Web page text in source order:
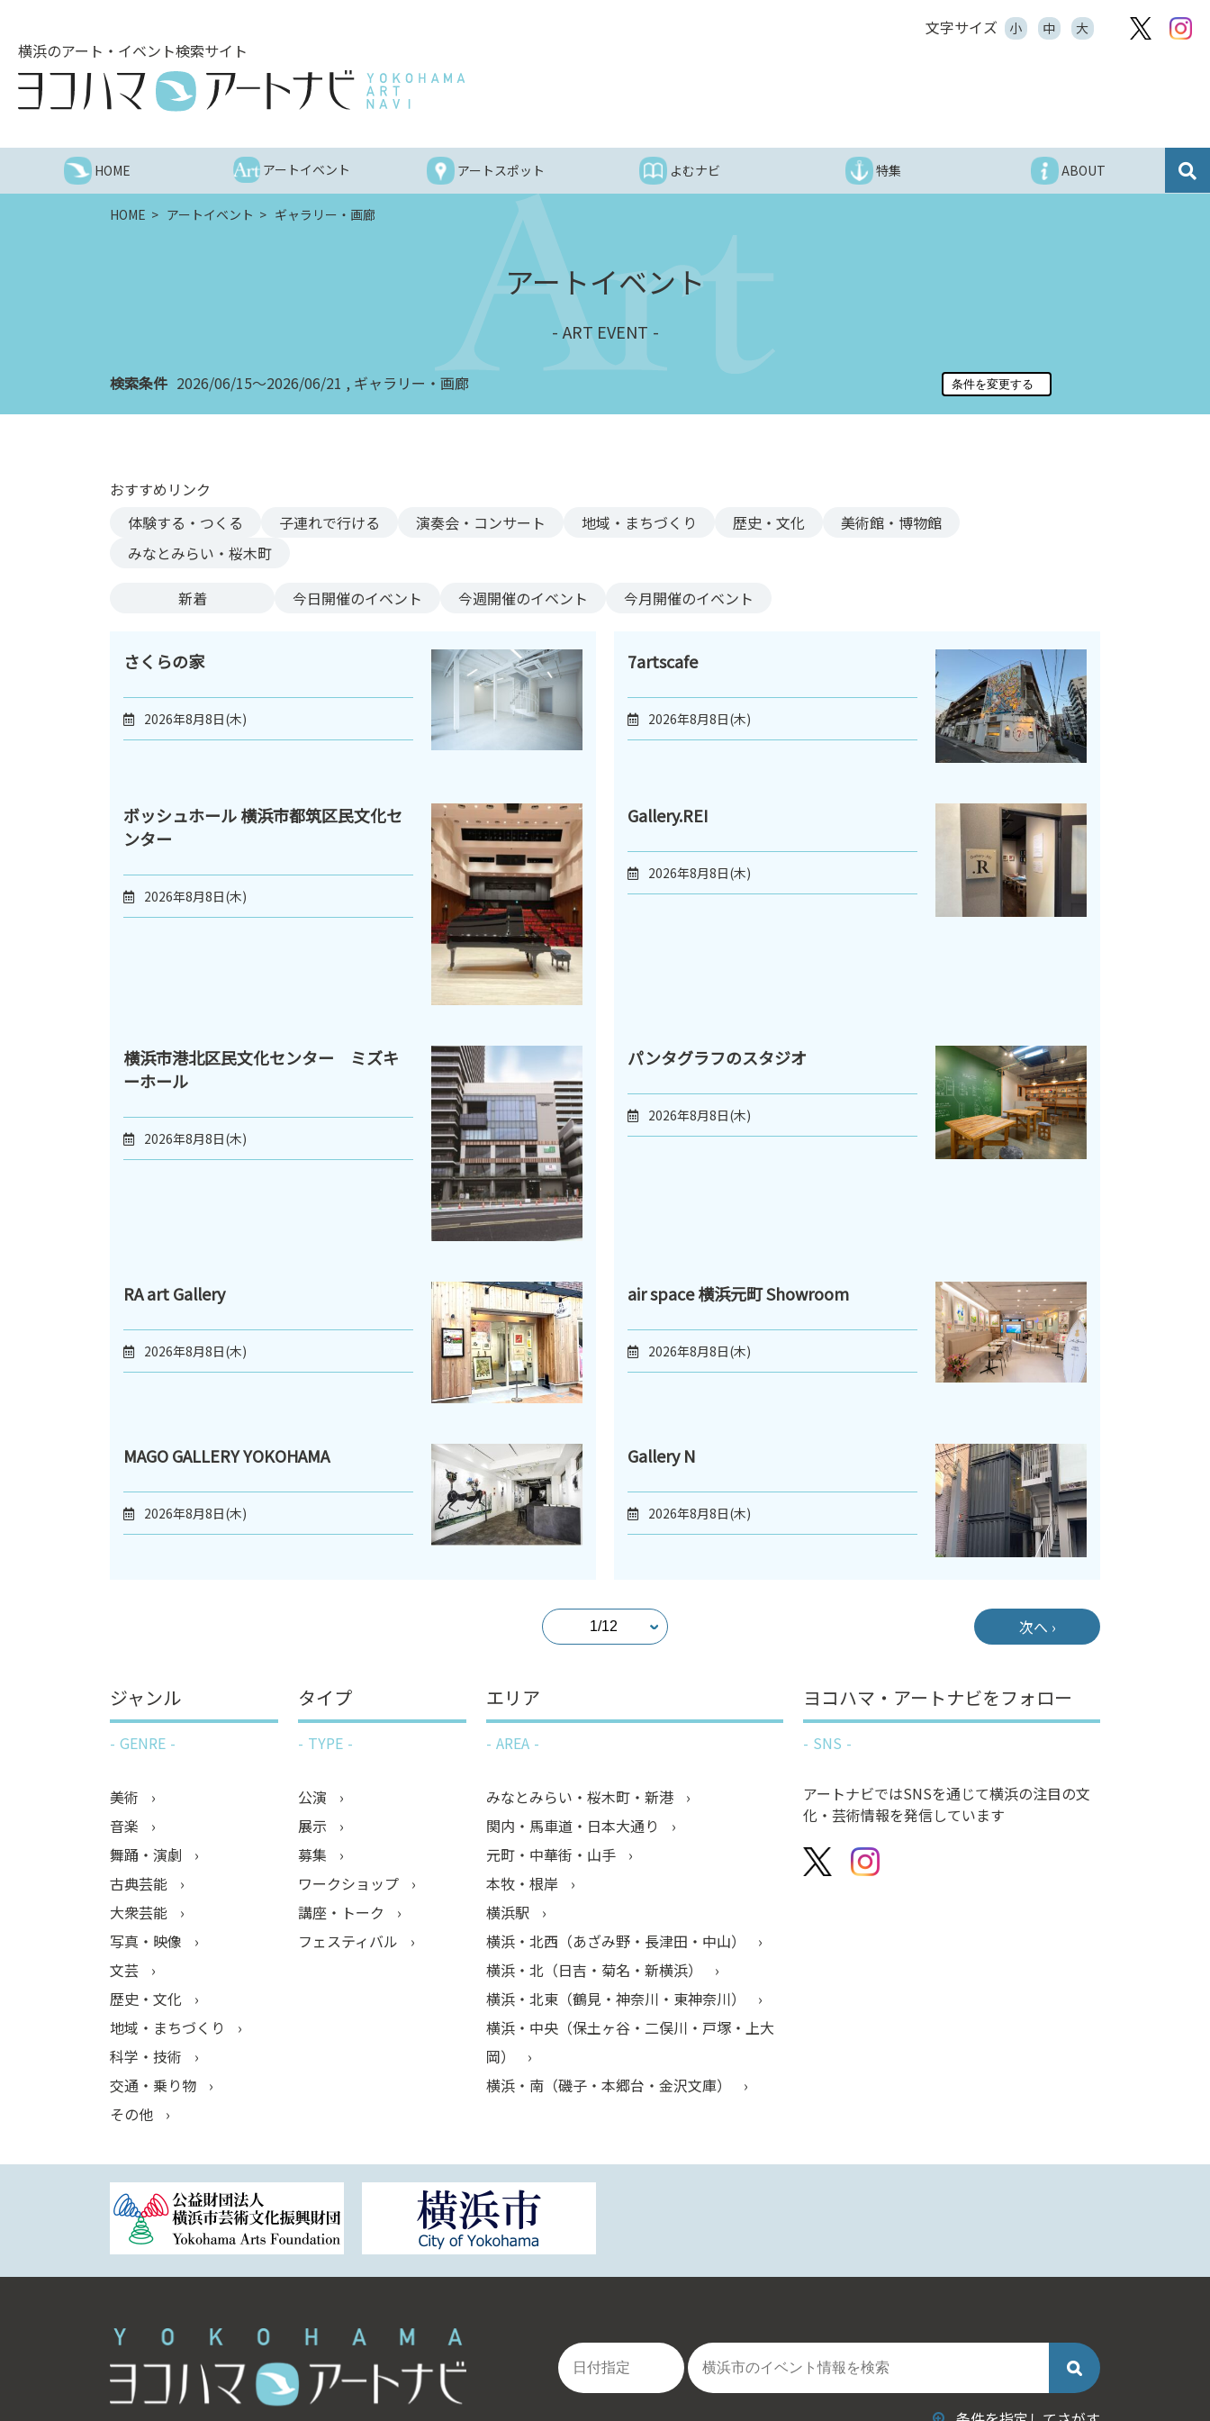
ン
文字サイズ 小 中 大
横浜のアート・イベント検索サイト
HOME アートイベント アートスポット よむナビ 特集 ABOUT
HOME アートイベント ギャラリー・画廊
アートイベント
ART EVENT
検索条件 2026/06/15～2026/06/21 ギャラリー・画廊
おすすめリンク
体験する・つくる
子連れで行ける 演奏会・コンサート 地域・まちづくり 歴史・文化
美術館・博物館
みなとみらい・桜木町
新着 今日開催のイベント 今週開催のイベント 今月開催のイベント
さくらの家
2026年8月8日(木)
7artscafe
2026年8月8日(木)
ボッシュホール 横浜市都筑区民文化セ
ンター
2026年8月8日(木)
Gallery.REI
2026年8月8日(木)
横浜市港北区民文化センター ミズキ
ーホール
2026年8月8日(木)
パンタグラフのスタジオ
2026年8月8日(木)
RA art Gallery
2026年8月8日(木)
air space 横浜元町 Showroom
2026年8月8日(木)
MAGO GALLERY YOKOHAMA
2026年8月8日(木)
Gallery N
2026年8月8日(木)
次へ ›
ジャンル
GENRE
美術
音楽
舞踊・演劇
古典芸能
大衆芸能
写真・映像
文芸
歴史・文化
地域・まちづくり
科学・技術
交通・乗り物
その他
タイプ
TYPE
公演
展示
募集
ワークショップ
講座・トーク
フェスティバル
エリア
AREA
みなとみらい・桜木町・新港
関内・馬車道・日本大通り
元町・中華街・山手
本牧・根岸
横浜駅
横浜・北西（あざみ野・長津田・中山）
横浜・北（日吉・菊名・新横浜）
横浜・北東（鶴見・神奈川・東神奈川）
横浜・中央（保土ヶ谷・二俣川・戸塚・上大
岡）
横浜・南（磯子・本郷台・金沢文庫）
ヨコハマ・アートナビをフォロー
SNS
アートナビではSNSを通じて横浜の注目の文
化・芸術情報を発信しています